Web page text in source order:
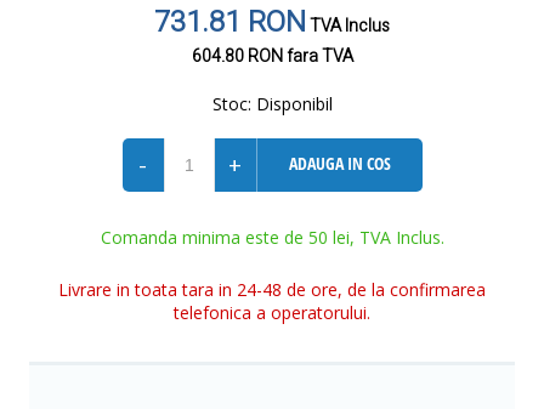
731.81 RONTVA Inclus
604.80 RONfara TVA
Stoc: Disponibil
- + ADAUGA IN COS
Comanda minima este de 50 lei, TVA Inclus.
Livrare in toata tara in 24-48 de ore, de la confirmarea
telefonica a operatorului.